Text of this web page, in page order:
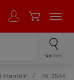
suchen
Hanteln IN: 3544